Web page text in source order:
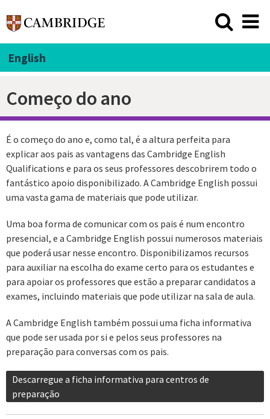
English
Começo do ano
É o começo do ano e, como tal, é a altura perfeita para
explicar aos pais as vantagens das Cambridge English
Qualifications e para os seus professores descobrirem todo o
fantástico apoio disponibilizado. A Cambridge English possui
uma vasta gama de materiais que pode utilizar.
Uma boa forma de comunicar com os pais é num encontro
presencial, e a Cambridge English possui numerosos materiais
que poderá usar nesse encontro. Disponibilizamos recursos
para auxiliar na escolha do exame certo para os estudantes e
para apoiar os professores que estão a preparar candidatos a
exames, incluindo materiais que pode utilizar na sala de aula.
A Cambridge English também possui uma ficha informativa
que pode ser usada por si e pelos seus professores na
preparação para conversas com os pais.
Descarregue a ficha informativa para centros de
preparação